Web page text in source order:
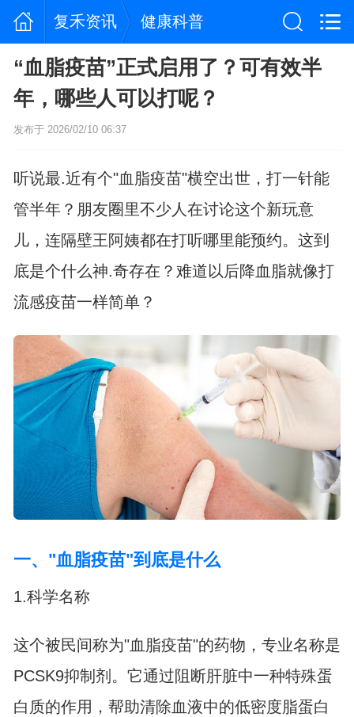
复禾资讯 健康科普
“血脂疫苗”正式启用了？可有效半
年，哪些人可以打呢？
发布于 2026/02/10 06:37
听说最.近有个"血脂疫苗"横空出世，打一针能
管半年？朋友圈里不少人在讨论这个新玩意
儿，连隔壁王阿姨都在打听哪里能预约。这到
底是个什么神.奇存在？难道以后降血脂就像打
流感疫苗一样简单？
一、"血脂疫苗"到底是什么
1.科学名称
这个被民间称为"血脂疫苗"的药物，专业名称是
PCSK9抑制剂。它通过阻断肝脏中一种特殊蛋
白质的作用，帮助清除血液中的低密度脂蛋白